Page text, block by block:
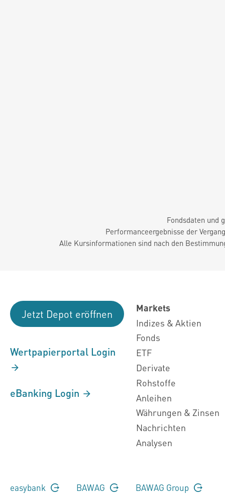
Fondsdaten und
Performanceergebnisse der
Alle Kursinformationen sind nach den
Jetzt Depot eröffnen
Wertpapierportal Login
eBanking Login
Markets
Indizes & Aktien
Fonds
ETF
Derivate
Rohstoffe
Anleihen
Währungen & Zinsen
Nachrichten
Analysen
easybank BAWAG BAWAG Group